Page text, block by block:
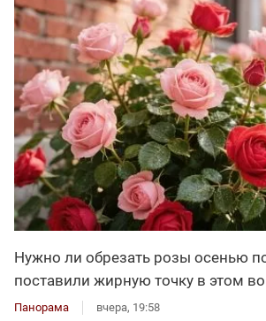
Нужно ли обрезать розы осенью
поставили жирную точку в этом
Панорама вчера, 19:58